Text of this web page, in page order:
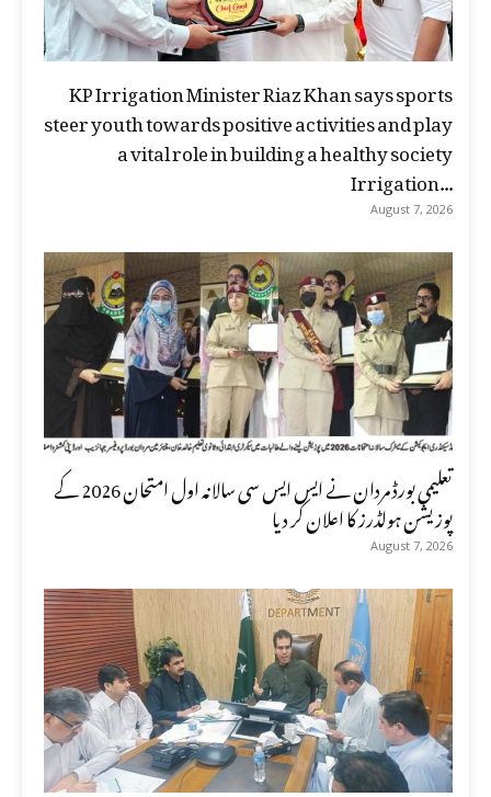
KP Irrigation Minister Riaz Khan says sports
steer youth towards positive activities and play
a vital role in building a healthy society
Irrigation...
August 7, 2026
تعلیمی بورڈ مردان نے ایس ایس سی سالانہ اول امتحان 2026 کے
پوزیشن ہولڈرز کا اعلان کر دیا
August 7, 2026